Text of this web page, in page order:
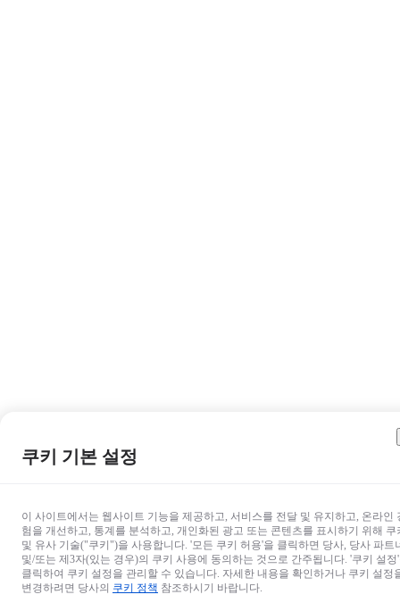
쿠키 기본 설정
이 사이트에서는 웹사이트 기능을 제공하고, 서비스를 전달 및 유지하고, 온라인
험을 개선하고, 통계를 분석하고, 개인화된 광고 또는 콘텐츠를 표시하기 위해 쿠
및 유사 기술("쿠키")을 사용합니다. '모든 쿠키 허용'을 클릭하면 당사, 당사 파트
및/또는 제3자(있는 경우)의 쿠키 사용에 동의하는 것으로 간주됩니다. '쿠키 설정
클릭하여 쿠키 설정을 관리할 수 있습니다. 자세한 내용을 확인하거나 쿠키 설정
변경하려면 당사의 쿠키 정책 참조하시기 바랍니다.